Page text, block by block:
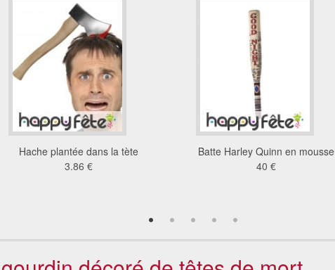
Hache plantée dans la tète
3.86 €
Batte Harley Quinn en mousse
40 €